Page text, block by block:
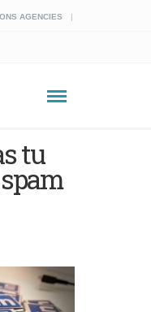
AGENCIES
tu